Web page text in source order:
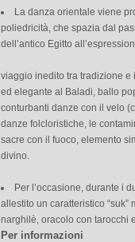
La danza orientale viene
poliedricità, che spazia dal
dell’antico Egitto
viaggio inedito tra tradizione e
ed elegante al Baladi, ballo
conturbanti danze con il velo
danze folcloristiche, le
sacre con il fuoco, elemento
divino.
Per l’occasione, durante i
allestito un caratteristico
narghilè, oracolo con tarocchi
Per informazioni